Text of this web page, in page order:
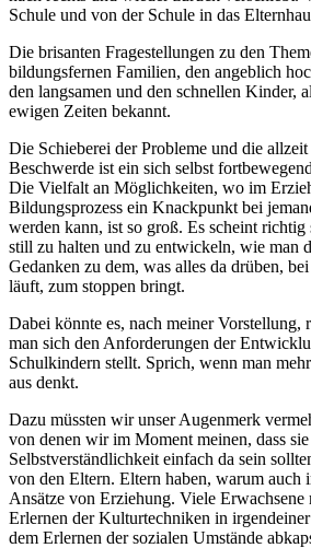
Schule und von der Schule in das
Die brisanten Fragestellungen zu den
bildungsfernen Familien, den angeblich
den langsamen und den schnellen Kinder,
ewigen Zeiten bekannt.
Die Schieberei der Probleme und die
Beschwerde ist ein sich selbst
Die Vielfalt an Möglichkeiten, wo im
Bildungsprozess ein Knackpunkt bei
werden kann, ist so groß. Es scheint richtig
still zu halten und zu entwickeln, wie man
Gedanken zu dem, was alles da drüben,
läuft, zum stoppen bringt.
Dabei könnte es, nach meiner Vorstellung,
man sich den Anforderungen der
Schulkindern stellt. Sprich, wenn man
aus denkt.
Dazu müssten wir unser Augenmerk
von denen wir im Moment meinen, dass
Selbstverständlichkeit einfach da sein
von den Eltern. Eltern haben, warum auch
Ansätze von Erziehung. Viele Erwachsene
Erlernen der Kulturtechniken in
dem Erlernen der sozialen Umstände